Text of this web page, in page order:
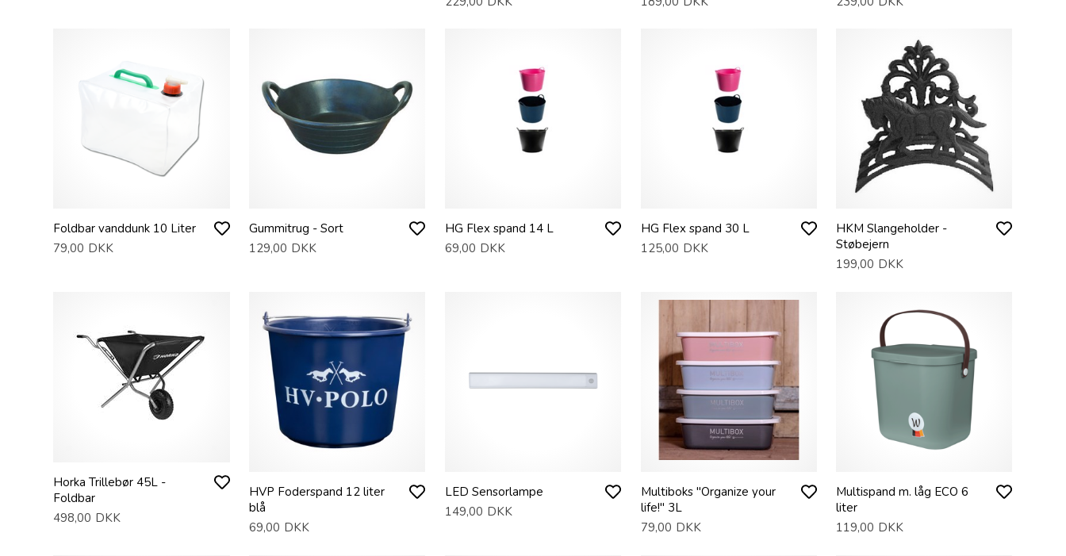
Foldbar vanddunk 10 Liter
79,00 DKK
Gummitrug - Sort
129,00 DKK
HG Flex spand 14 L
69,00 DKK
HG Flex spand 30 L
125,00 DKK
HKM Slangeholder -
Støbejern
199,00 DKK
Horka Trillebør 45L -
Foldbar
498,00 DKK
HVP Foderspand 12 liter
blå
69,00 DKK
LED Sensorlampe
149,00 DKK
Multiboks "Organize your
life!" 3L
79,00 DKK
Multispand m. låg ECO 6
liter
119,00 DKK